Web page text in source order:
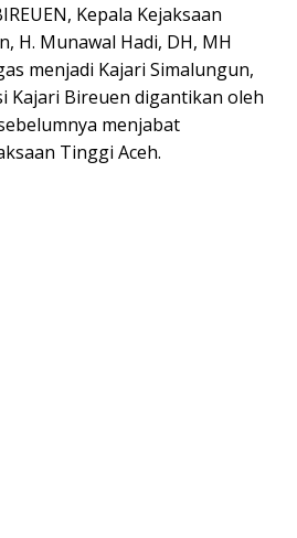
Kepala Kejaksaan
H. Munawal Hadi, DH, MH
menjadi Kajari Simalungun,
Kajari Bireuen digantikan oleh
menjabat
Tinggi Aceh.